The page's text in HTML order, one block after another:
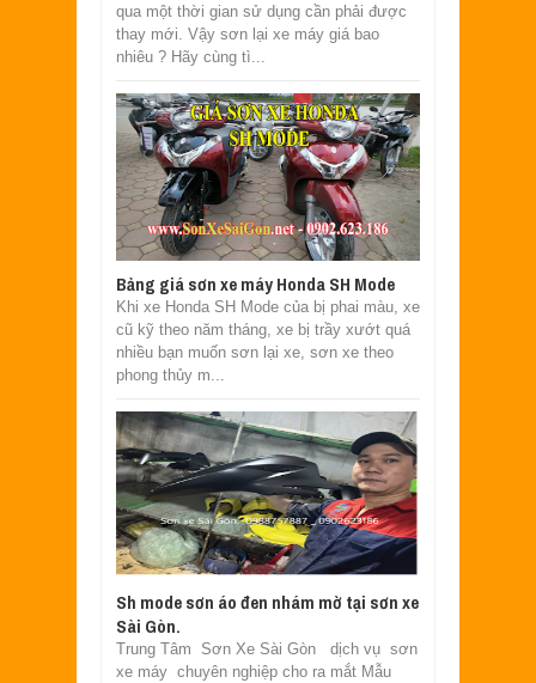
qua một thời gian sử dụng cần phải được
thay mới. Vậy sơn lại xe máy giá bao
nhiêu ? Hãy cùng tì...
Bảng giá sơn xe máy Honda SH Mode
Khi xe Honda SH Mode của bị phai màu, xe
cũ kỹ theo năm tháng, xe bị trầy xướt quá
nhiều bạn muốn sơn lại xe, sơn xe theo
phong thủy m...
Sh mode sơn áo đen nhám mờ tại sơn xe
Sài Gòn.
Trung Tâm Sơn Xe Sài Gòn dịch vụ sơn
xe máy chuyên nghiệp cho ra mắt Mẫu